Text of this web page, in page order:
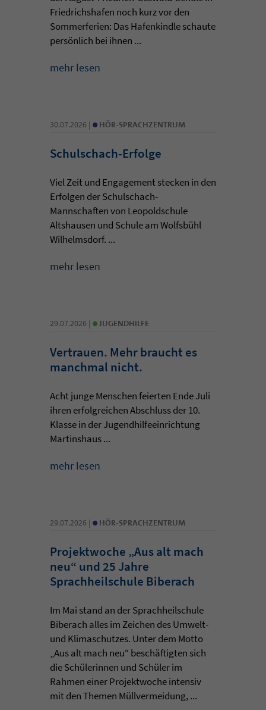
Friedrichshafen noch kurz vor den
Sommerferien: Das Hafenkindle schaute
persönlich bei ihnen ...
mehr lesen
30.07.2026 | • HÖR-SPRACHZENTRUM
Schulschach-Erfolge
Viel Zeit und Engagement stecken in den
Erfolgen der Schulschach-
Mannschaften von Leopoldschule
Altshausen und Schule am Wolfsbühl
Wilhelmsdorf. ...
mehr lesen
29.07.2026 | • JUGENDHILFE
Vertrauen. Mehr braucht es
manchmal nicht.
Acht junge Menschen feierten Ende Juli
ihren erfolgreichen Abschluss der 10.
Klasse in der Jugendhilfeeinrichtung
Martinshaus ...
mehr lesen
29.07.2026 | • HÖR-SPRACHZENTRUM
Projektwoche „Aus alt mach
neu“ und 25 Jahre
Sprachheilschule Biberach
Im Mai stand an der Sprachheilschule
Biberach alles im Zeichen des Umwelt-
und Klimaschutzes. Unter dem Motto
„Aus alt mach neu“ beschäftigten sich
die Schülerinnen und Schüler im
Rahmen einer Projektwoche intensiv
mit den Themen Müllvermeidung, ...